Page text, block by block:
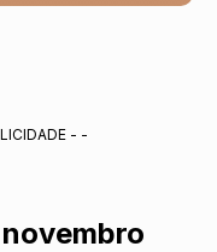
- -